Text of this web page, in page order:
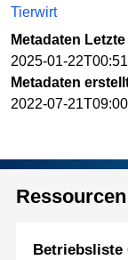
Tierwirt
Metadaten
2025-01-
Metadaten
2022-07-
Ressourcen
Betriebsliste